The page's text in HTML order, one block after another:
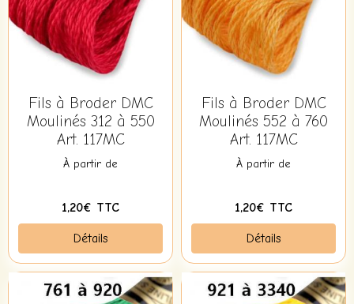
Fils à Broder DMC
Moulinés 312 à 550
Art. 117MC
À partir de
1,20€ TTC
Détails
Fils à Broder DMC
Moulinés 552 à 760
Art. 117MC
À partir de
1,20€ TTC
Détails